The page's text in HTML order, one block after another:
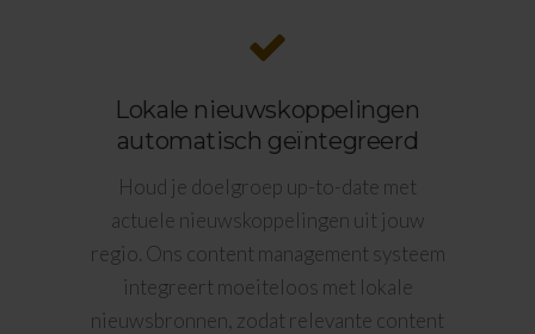
Lokale nieuwskoppelingen
automatisch geïntegreerd
Houd je doelgroep up-to-date met
actuele nieuwskoppelingen uit jouw
regio. Ons content management systeem
integreert moeiteloos met lokale
nieuwsbronnen, zodat relevante content